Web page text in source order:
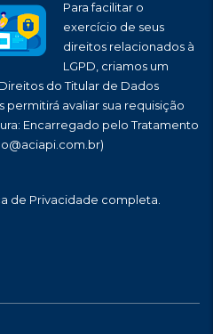
Para facilitar o
exercício de seus
direitos relacionados à
LGPD, criamos um
do Titular de Dados
permitirá avaliar sua requisição
Encarregado pelo Tratamento
de Privacidade completa.